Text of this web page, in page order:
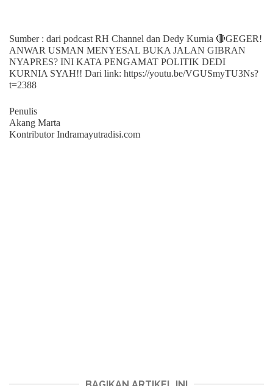
Sumber : dari podcast RH Channel dan Dedy Kurnia 🔴GEGER!
ANWAR USMAN MENYESAL BUKA JALAN GIBRAN
NYAPRES? INI KATA PENGAMAT POLITIK DEDI
KURNIA SYAH!! Dari link: https://youtu.be/VGUSmyTU3Ns?
t=2388
Penulis
Akang Marta
Kontributor Indramayutradisi.com